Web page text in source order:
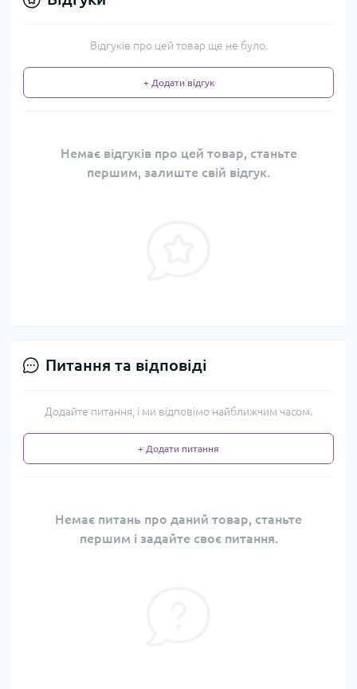
Відгуків про цей товар ще не було.
+ Додати відгук
Немає відгуків про цей товар, станьте
першим, залиште свій відгук.
Питання та відповіді
Додайте питання, і ми відповімо найближчим часом.
+ Додати питання
Немає питань про даний товар, станьте
першим і задайте своє питання.